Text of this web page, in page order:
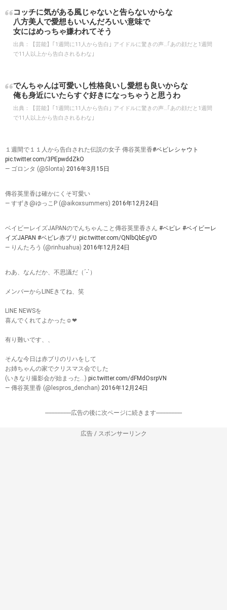
コッチに気がある風じゃないと告らないからな
八方美人で愛想もいいんだろいい意味で
女にはめっちゃ嫌われてそう
出典：
【芸能】｢1週間に11人から告白｣ アイドルに驚きの声…｢あの顔だと1週間
で11人以上から告白されるわな｣
でんちゃんは可愛いし性格良いし愛想も良いからな
俺も身近にいたらすぐ好きになっちゃうと思うわ
出典：
【芸能】｢1週間に11人から告白｣ アイドルに驚きの声…｢あの顔だと1週間
で11人以上から告白されるわな｣
１週間で１１人から告白された伝説の女子 傳谷英里香#ベビレシャウト
pic.twitter.com/3PEpwddZkO
— ゴロンタ (@5lonta) 2016年3月15日
傳谷英里香は確かにくそ可愛い
— すずき@ゆっこP (@aikoxsummers) 2016年12月24日
ベイビーレイズJAPANのでんちゃんこと傳谷英里香さん #ベビレ #ベイビーレ
イズJAPAN #ベビレ赤ブリ pic.twitter.com/QNlbQbEgVD
— りんたろう (@rinhuahua) 2016年12月24日
わあ、なんだか、不思議だ（´-`）
メンバーからLINEきてね、笑
LINE NEWSを
喜んでくれてよかった☺︎❤︎
有り難いです、、
そんな今日は赤ブリのリハをして
お姉ちゃんの家でクリスマス会でした
(いきなり撮影会が始まった…) pic.twitter.com/dFMdOsrpVN
— 傳谷英里香 (@lespros_denchan) 2016年12月24日
-----------------広告の後に次ページに続きます-----------------
広告 / スポンサーリンク